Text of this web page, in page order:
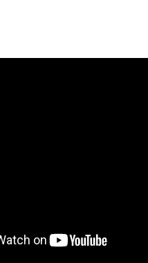
de l'Empire
avec le public à la fin